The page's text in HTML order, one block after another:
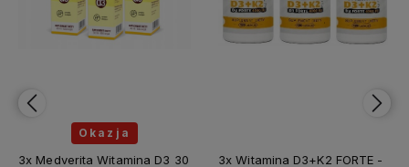
Okazja
3x Medverita Witamina D3 30
3x Witamina D3+K2 FORTE -